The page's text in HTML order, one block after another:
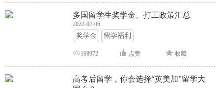
多国留学生奖学金、打工政策汇总
2022-07-06
奖学金 留学福利
108972 点赞 收藏
高考后留学，你会选择“英美加”留学大